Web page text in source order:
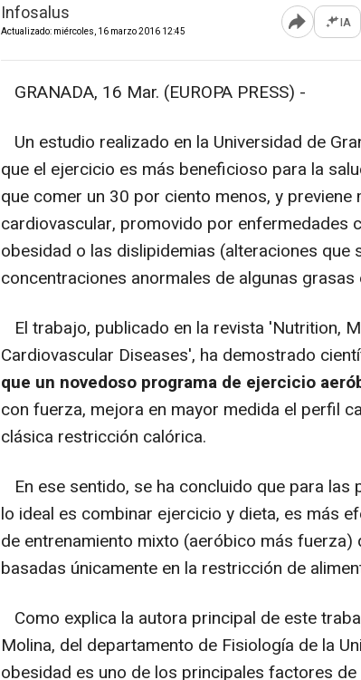
Infosalus
Actualizado: miércoles, 16 marzo 2016 12:45 Abrir IA
GRANADA, 16 Mar. (EUROPA PRESS) -
Un estudio realizado en la Universidad de
que el ejercicio es más beneficioso para la
que comer un 30 por ciento menos, y previene
cardiovascular, promovido por enfermedades
obesidad o las dislipidemias (alteraciones que
concentraciones anormales de algunas grasas
El trabajo, publicado en la revista 'Nutrition,
Cardiovascular Diseases', ha demostrado
que un novedoso programa de ejercicio
con fuerza, mejora en mayor medida el perfil
clásica restricción calórica.
En ese sentido, se ha concluido que para las
lo ideal es combinar ejercicio y dieta, es más
de entrenamiento mixto (aeróbico más
basadas únicamente en la restricción de
Como explica la autora principal de este
Molina, del departamento de Fisiología de la
obesidad es uno de los principales factores